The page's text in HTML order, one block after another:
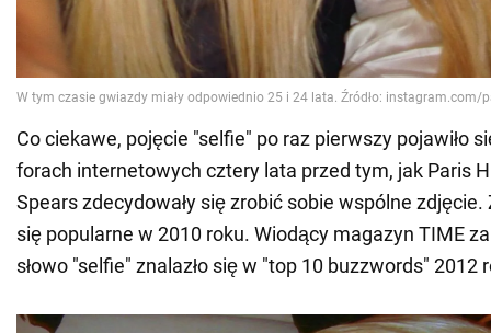
Co ciekawe, pojęcie "selfie" po raz pierwszy pojawiło
forach internetowych cztery lata przed tym, jak Paris
Spears zdecydowały się zrobić sobie wspólne zdjęcie.
się popularne w 2010 roku. Wiodący magazyn TIME
słowo "selfie" znalazło się w "top 10 buzzwords" 2012